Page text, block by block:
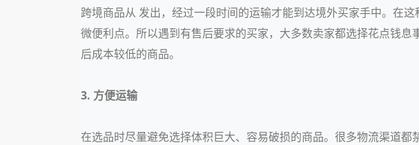
跨境商品从 发出，经过一段时间的运输才能到达境外买家手中。在
微便利点。所以遇到有售后要求的买家，大多数卖家都选择花点钱
后成本较低的商品。
3. 方便运输
在选品时尽量避免选择体积巨大、容易破损的商品。很多物流渠道都